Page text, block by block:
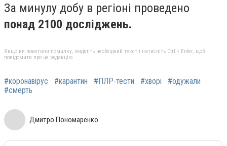
За минулу добу в регіоні проведено
понад 2100 досліджень.
Якщо ви помітили помилку, виділіть необхідний текст і натисніть Ctrl + Enter, щоб
повідомити про це редакцію
#коронавірус #карантин #ПЛР-тести #хворі
#одужали
#смерть
Дмитро Пономаренко